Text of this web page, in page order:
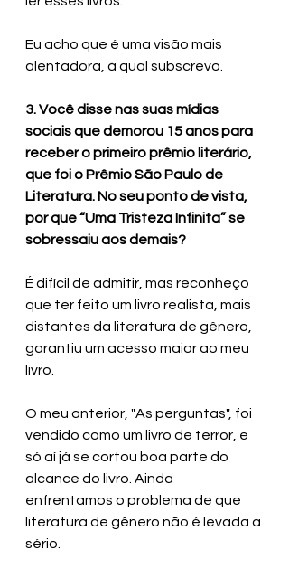
Eu acho que é uma visão mais
alentadora, à qual subscrevo.
3. Você disse nas suas mídias
sociais que demorou 15 anos para
receber o primeiro prêmio literário,
que foi o Prêmio São Paulo de
Literatura. No seu ponto de vista,
por que “Uma Tristeza Infinita” se
sobressaiu aos demais?
É difícil de admitir, mas reconheço
que ter feito um livro realista, mais
distantes da literatura de gênero,
garantiu um acesso maior ao meu
livro.
O meu anterior, "As perguntas", foi
vendido como um livro de terror, e
só aí já se cortou boa parte do
alcance do livro. Ainda
enfrentamos o problema de que
literatura de gênero não é levada a
sério.